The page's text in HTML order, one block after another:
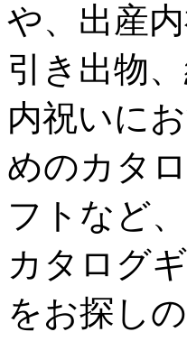
や、出産
引き出物
内祝いに
めのカタ
フトなど、
カタログ
をお探し